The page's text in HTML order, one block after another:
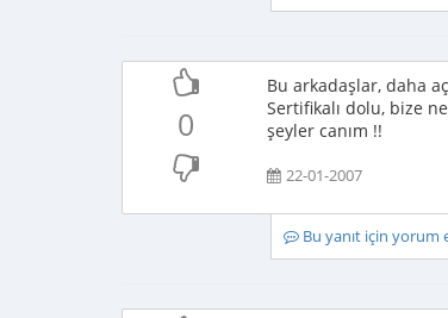
0
Bu arkadaşlar, daha
Sertifikalı dolu, bize
şeyler canım !!
22-01-2007
Bu yanıt için